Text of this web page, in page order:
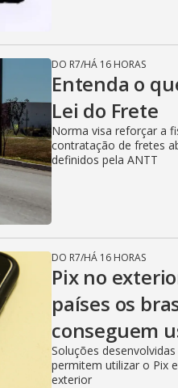
DO R7/HÁ 16 HORAS
Entenda o
Lei do Frete
Norma visa reforçar a
contratação de fretes
definidos pela ANTT
DO R7/HÁ 16 HORAS
Pix no
países os
conseguem
Soluções
permitem utilizar o Pix
exterior